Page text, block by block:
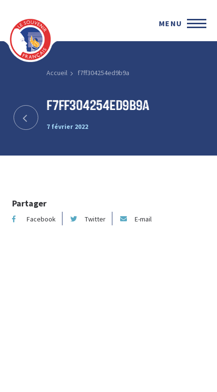
MENU
Accueil f7ff304254ed9b9a
f7ff304254ed9b9a
7 février 2022
Partager
Facebook Twitter E-mail